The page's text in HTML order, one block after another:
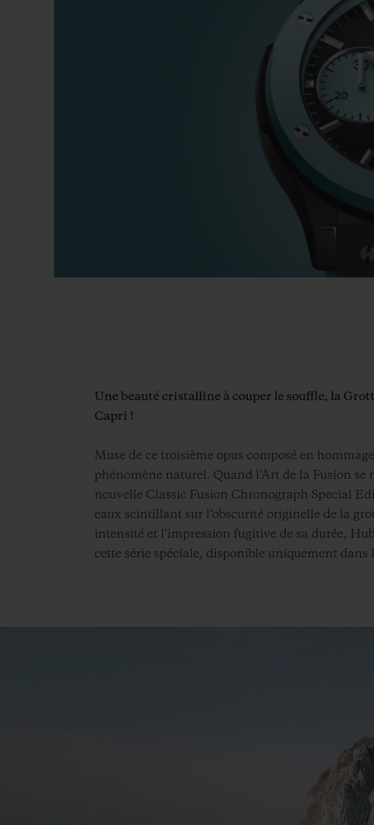
Une beauté cristalline à couper le souffle, la
Capri !
Muse de ce troisième opus composé en
phénomène naturel. Quand l’Art de la Fusion se
nouvelle Classic Fusion Chronograph Special
eaux scintillant sur l’obscurité originelle de la
intensité et l’impression fugitive de sa durée,
cette série spéciale, disponible uniquement dans
HUBLOTISTA ET
EXTENSION DE
GARANTIE
NOUS CONTACTER